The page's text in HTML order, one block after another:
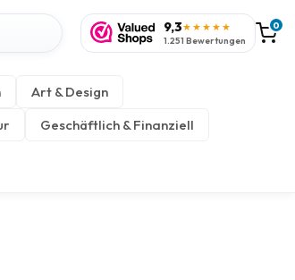
9,3★★★★★
1.251 Bewertungen
0
Art & Design
Geschäftlich & Finanziell